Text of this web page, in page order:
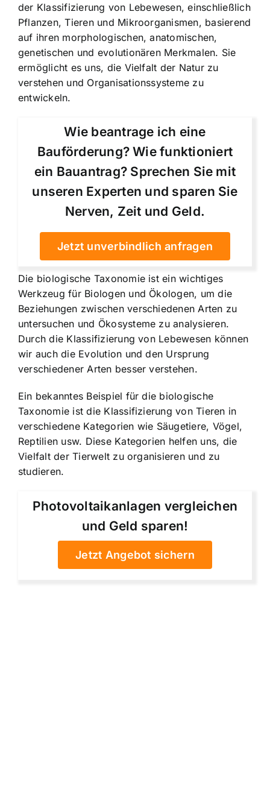
der Klassifizierung von Lebewesen, einschließlich
Pflanzen, Tieren und Mikroorganismen, basierend
auf ihren morphologischen, anatomischen,
genetischen und evolutionären Merkmalen. Sie
ermöglicht es uns, die Vielfalt der Natur zu
verstehen und Organisationssysteme zu
entwickeln.
Wie beantrage ich eine
Bauförderung? Wie funktioniert
ein Bauantrag? Sprechen Sie mit
unseren Experten und sparen Sie
Nerven, Zeit und Geld.
Jetzt unverbindlich anfragen
Die biologische Taxonomie ist ein wichtiges
Werkzeug für Biologen und Ökologen, um die
Beziehungen zwischen verschiedenen Arten zu
untersuchen und Ökosysteme zu analysieren.
Durch die Klassifizierung von Lebewesen können
wir auch die Evolution und den Ursprung
verschiedener Arten besser verstehen.
Ein bekanntes Beispiel für die biologische
Taxonomie ist die Klassifizierung von Tieren in
verschiedene Kategorien wie Säugetiere, Vögel,
Reptilien usw. Diese Kategorien helfen uns, die
Vielfalt der Tierwelt zu organisieren und zu
studieren.
Photovoltaikanlagen vergleichen
und Geld sparen!
Jetzt Angebot sichern